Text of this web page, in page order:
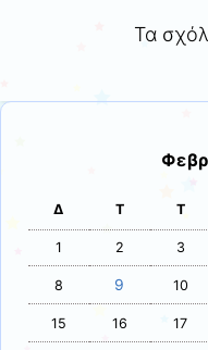
Τα
Δ Τ Τ
1 2 3
8 9 10
15 16 17